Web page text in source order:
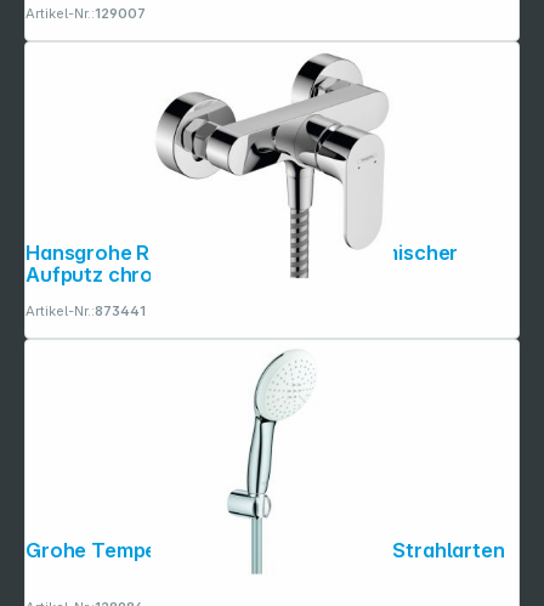
Artikel-Nr.:129007
Hansgrohe Rebris S Einhebel- Brausemischer
Aufputz chrom
Artikel-Nr.:873441
Grohe Tempesta 110 Wandhalterset 2 Strahlarten